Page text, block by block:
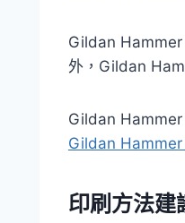
Gildan Hammer
外，Gildan
Gildan Hammer
Gildan Hammer
印刷方法建